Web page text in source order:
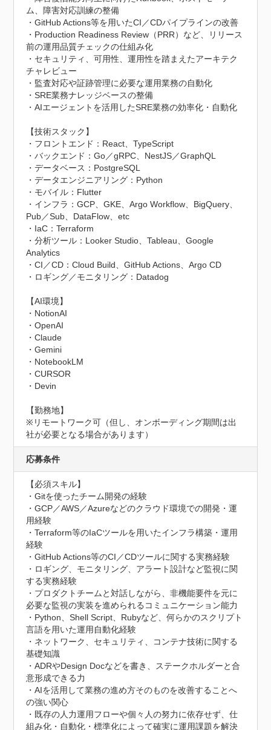
ム、障害対応訓練の整備
・GitHub Actions等を用いたCI／CDパイプラインの改善
・Production Readiness Review（PRR）など、リリース
前の運用品質チェックの仕組み化
・セキュリティ、可用性、運用性を踏まえたアーキテク
チャレビュー
・監査対応や証跡管理に必要な運用業務の自動化
・SRE業務ナレッジベースの整備
・AIエージェントを活用したSRE業務の効率化・自動化
【技術スタック】
・フロントエンド：React、TypeScript
・バックエンド：Go／gRPC、NestJS／GraphQL
・データベース：PostgreSQL
・データエンジニアリング：Python
・モバイル：Flutter
・インフラ：GCP、GKE、Argo Workflow、BigQuery、
Pub／Sub、DataFlow、etc
・IaC：Terraform
・分析ツール：Looker Studio、Tableau、Google
Analytics
・CI／CD：Cloud Build、GitHub Actions、Argo CD
・ロギング／モニタリング：Datadog
【AI環境】
・NotionAI
・OpenAI
・Claude
・Gemini
・NotebookLM
・CURSOR
・Devin
【勤務地】
※リモートワーク可（但し、オンボーディング期間は出
社が必要となる場合があります）
応募条件
【必須スキル】
・Gitを使ったチーム開発の経験
・GCP／AWS／Azureなどのクラウド環境での開発・運
用経験
・Terraform等のIaCツールを用いたインフラ構築・運用
経験
・GitHub Actions等のCI／CDツールに関する実務経験
・ロギング、モニタリング、アラート設計など監視に関
する実務経験
・プロダクトチームと対話しながら、非機能要件を元に
必要な監視の実装を進められるコミュニケーション能力
・Python、Shell Script、Rubyなど、何らかのスクリプト
言語を用いた運用自動化経験
・ネットワーク、セキュリティ、コンテナ技術に関する
基礎知識
・ADRやDesign Docなどを書き、ステークホルダーと合
意形成できる力
・AIを活用して業務の進め方そのものを改善することへ
の強い関心
・既存の人力運用フローや個々人の努力に依存せず、仕
組み化・自動化・標準化によって確実に運用課題を解決